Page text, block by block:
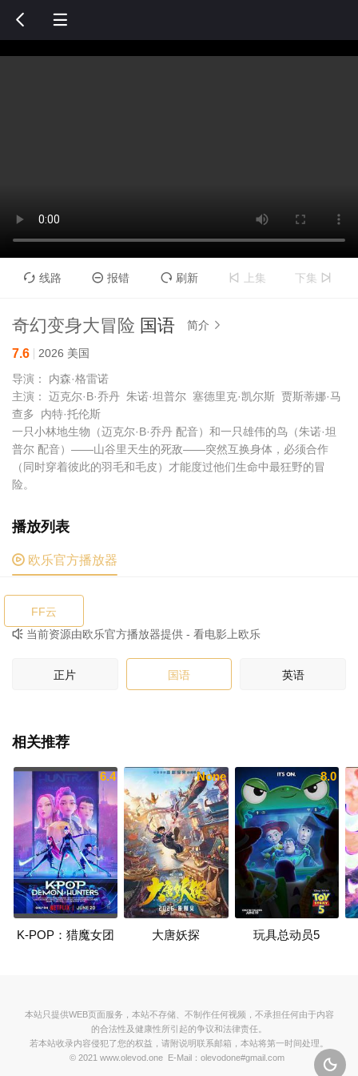
 
 线路  报错  刷新  上集 下集 
奇幻变身大冒险 国语 简介 
7.6 2026 美国
导演： 内森·格雷诺
主演： 迈克尔·B·乔丹 朱诺·坦普尔 塞德里克·凯尔斯 贾斯蒂娜·马
查多 内特·托伦斯
一只小林地生物（迈克尔·B·乔丹 配音）和一只雄伟的鸟（朱诺·坦
普尔 配音）——山谷里天生的死敌——突然互换身体，必须合作
（同时穿着彼此的羽毛和毛皮）才能度过他们生命中最狂野的冒
险。
播放列表
 欧乐官方播放器
FF云
 当前资源由欧乐官方播放器提供 - 看电影上欧乐
正片 国语 英语
相关推荐
6.4
K-POP：猎魔女团
None
大唐妖探
8.0
玩具总动员5

本站只提供WEB页面服务，本站不存储、不制作任何视频，不承担任何由于内容
的合法性及健康性所引起的争议和法律责任。
若本站收录内容侵犯了您的权益，请附说明联系邮箱，本站将第一时间处理。
© 2021 www.olevod.one E-Mail：olevodone#gmail.com